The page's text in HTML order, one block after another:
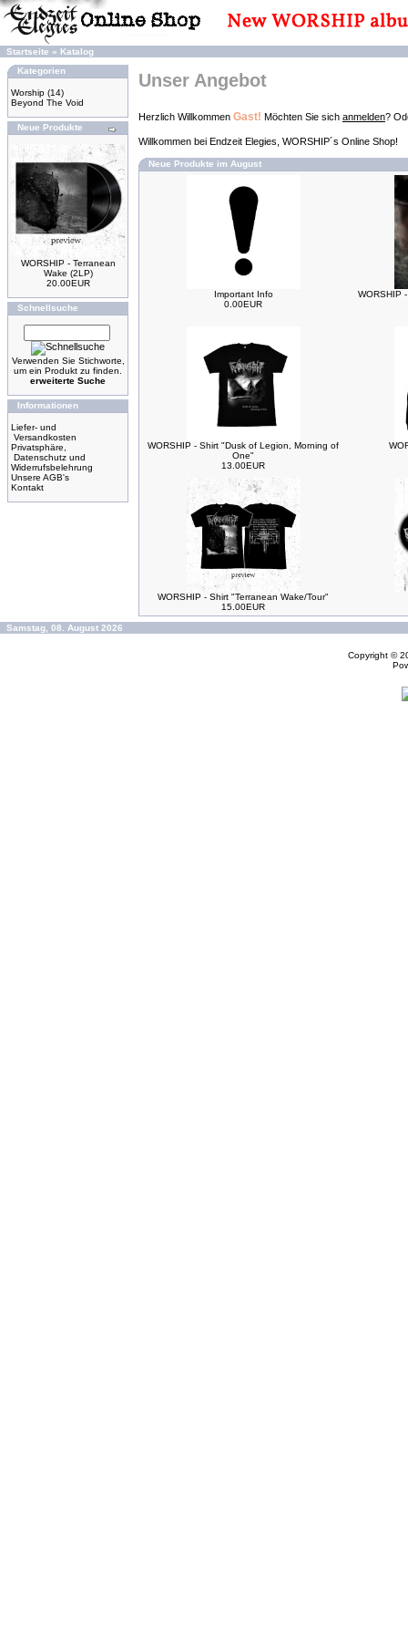
Startseite » Katalog
Kategorien
Worship (14)
Beyond The Void
Neue Produkte
WORSHIP - Terranean
Wake (2LP)
20.00EUR
Schnellsuche
Verwenden Sie Stichworte,
um ein Produkt zu finden.
erweiterte Suche
Informationen
Liefer- und
Versandkosten
Privatsphäre,
Datenschutz und
Widerrufsbelehrung
Unsere AGB's
Kontakt
Unser Angebot
Herzlich Willkommen Gast! Möchten Sie sich anmelden?
Willkommen bei Endzeit Elegies, WORSHIP´s Online Shop!
Neue Produkte im August
Important Info
0.00EUR
WORSHIP
WORSHIP - Shirt "Dusk of Legion, Morning of
One"
13.00EUR
WORSHIP - Shirt "Terranean Wake/Tour"
15.00EUR
Samstag, 08. August 2026
Copyright ©